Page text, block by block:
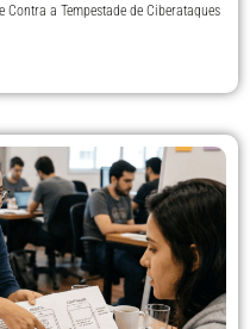
Contra a Tempestade de Ciberataques